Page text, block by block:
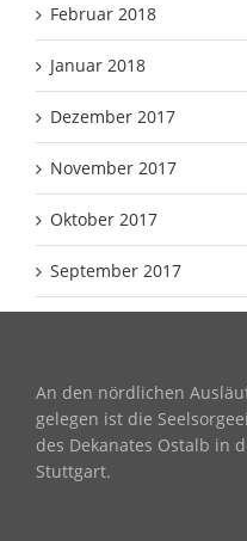
Februar 2018
Januar 2018
Dezember 2017
November 2017
Oktober 2017
September 2017
An den nördlichen
gelegen ist die
des Dekanates Ostalb in
Stuttgart.